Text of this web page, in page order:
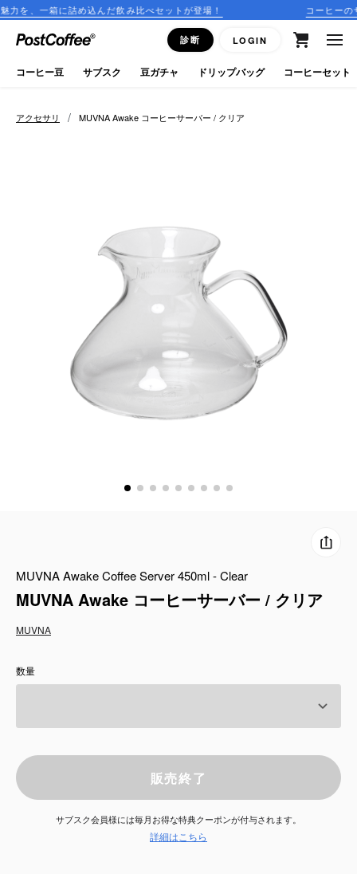
に詰め込んだ飲み比べセットが登場！ コーヒーのサブスク
診断 LOGIN
close
ログイン
新規会員登録
ドリップバッグ
コーヒーセット
ミルク・フード類
リキッド
お知らせ
アクセサリ / MUVNA Awake コーヒーサーバー / クリア
MUVNA Awake Coffee Server 450ml - Clear
MUVNA Awake コーヒーサーバー / クリア
MUVNA
数量
販売終了
サブスク会員様には毎月お得な特典クーポンが付与されます。
詳細はこちら
コーヒー豆 サブスク 豆ガチャ ドリップバッグ コーヒーセット